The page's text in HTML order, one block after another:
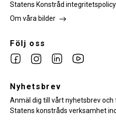
Statens Konstråd integritetspolicy
Om våra bilder
Följ oss
facebookinstagramLinkedin
Nyhetsbrev
Anmäl dig till vårt nyhetsbrev
Statens konstråds verksamhet